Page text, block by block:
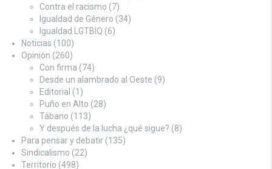
Contra el racismo (7)
Igualdad de Género (34)
Igualdad LGTBIQ (6)
Noticias (100)
Opinión (260)
Con firma (74)
Desde un alambrado al Oeste (9)
Editorial (1)
Puño en Alto (28)
Tábano (113)
Y después de la lucha ¿qué sigue? (8)
Para pensar y debatir (135)
Sindicalismo (22)
Territorio (498)